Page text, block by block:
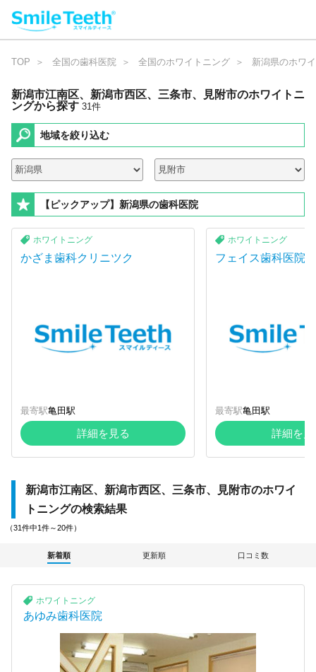
TOP 全国の歯科医院 全国のホワイトニング 新潟県のホワ
新潟市江南区、新潟市西区、三条市、見附市のホワイトニ
ングから探す 31件
地域を絞り込む
【ピックアップ】新潟県の歯科医院
ホワイトニング
かざま歯科クリニツク
最寄駅亀田駅
詳細を見る
ホワイトニング
フェイス歯科医院
最寄駅亀田駅
詳細を見
新潟市江南区、新潟市西区、三条市、見附市のホワイ
トニングの検索結果
（31件中1件～20件）
新着順 更新順 口コミ数
ホワイトニング
あゆみ歯科医院